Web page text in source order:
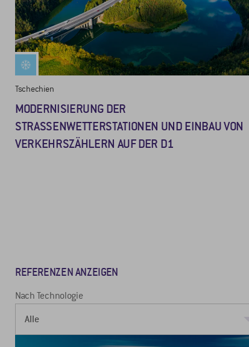
Tschechien
MODERNISIERUNG DER
STRASSENWETTERSTATIONEN UND EINBAU VON V
ERKEHRSZÄHLERN AUF DER D1
REFERENZEN ANZEIGEN
Nach Technologie